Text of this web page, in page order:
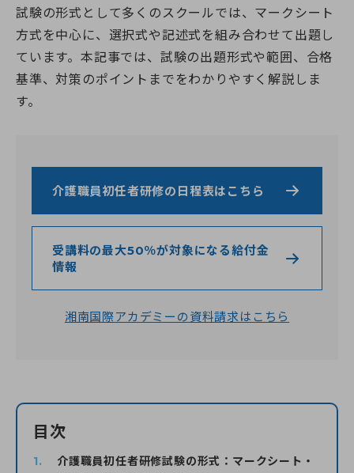
介護職のねんりんセミナー
ケアマネジャー（介護支援専門員）
職業訓練・行政委託事業
資料請求
ご希望講座の資料を無料でお届け
お電話でのお申し込み
お問い合わせ
9:00〜18:00（年末年始を除く）
試験の形式として多くのスクールでは、マークシート
方式を中心に、選択式や記述式を組み合わせて出題し
ています。本記事では、試験の出題形式や範囲、合格
基準、対策のポイントまでをわかりやすく解説しま
す。
介護職員初任者研修の日程表はこちら
受講料の最大50％が対象になる給付金
情報
湘南国際アカデミーの資料請求はこちら
目次
介護職員初任者研修試験の形式：マークシート・